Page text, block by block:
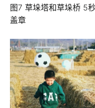
图7 草垛塔和草垛桥 5
盖章